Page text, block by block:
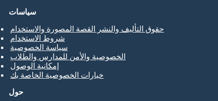
حول
سياسات
حقوق التأليف والنشر القصة المصورة والاستخدام
شروط الاستخدام
سياسة الخصوصية
الخصوصية والأمن للمدارس والطلاب
إمكانية الوصول
خيارات الخصوصية الخاصة بك